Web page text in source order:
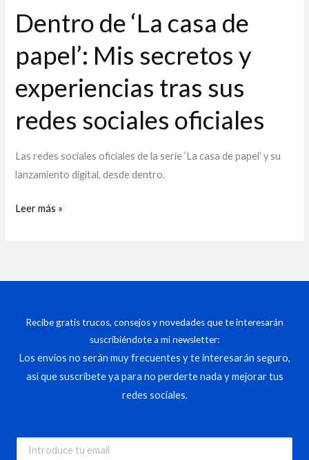
Dentro de ‘La casa de
papel’: Mis secretos y
experiencias tras sus
redes sociales oficiales
Las redes sociales oficiales de la serie ‘La casa de papel’ y su
lanzamiento digital, desde dentro.
experiencias
sus
redes
sociales
oficiales
Leer más »
Recibe gratis trucos, consejos y novedades que te interesarán
suscribiéndote a mi newsletter:
Los envíos no serán muy frecuentes y te interesarán seguro,
así que suscríbete ya para no perderte nada y mejorar tus
redes sociales.